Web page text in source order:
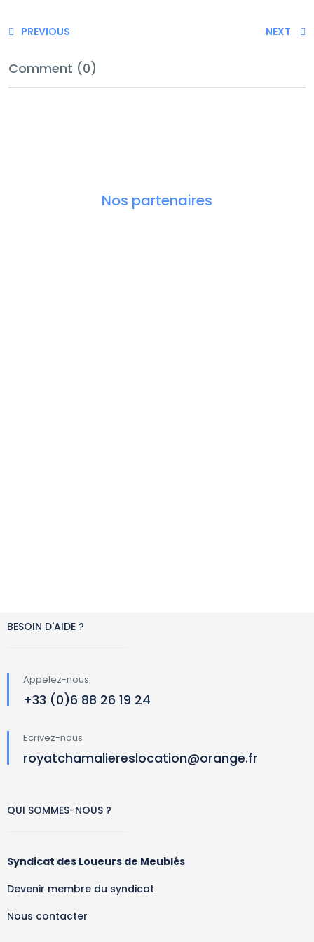
PREVIOUS NEXT
Comment (0)
Nos partenaires
BESOIN D'AIDE ?
Appelez-nous
+33 (0)6 88 26 19 24
Ecrivez-nous
royatchamaliereslocation@orange.fr
QUI SOMMES-NOUS ?
Syndicat des Loueurs de Meublés
Devenir membre du syndicat
Nous contacter